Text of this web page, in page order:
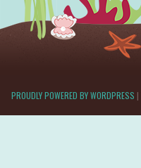
PROUDLY POWERED BY WORDPRESS |